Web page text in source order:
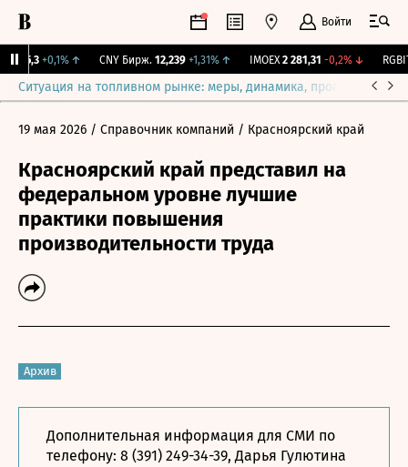
Войти
115,3 +0,1% ↑ CNY Бирж. 12,239 +1,31% ↑ IMOEX 2 281,31 -0,2%↓ RGBITR
Ситуация на топливном рынке: меры, динамика, прогнозы
19 мая 2026 / Справочник компаний / Красноярский край
Красноярский край представил на
федеральном уровне лучшие
практики повышения
производительности труда
Архив
Дополнительная информация для СМИ по
телефону: 8 (391) 249-34-39, Дарья Гулютина